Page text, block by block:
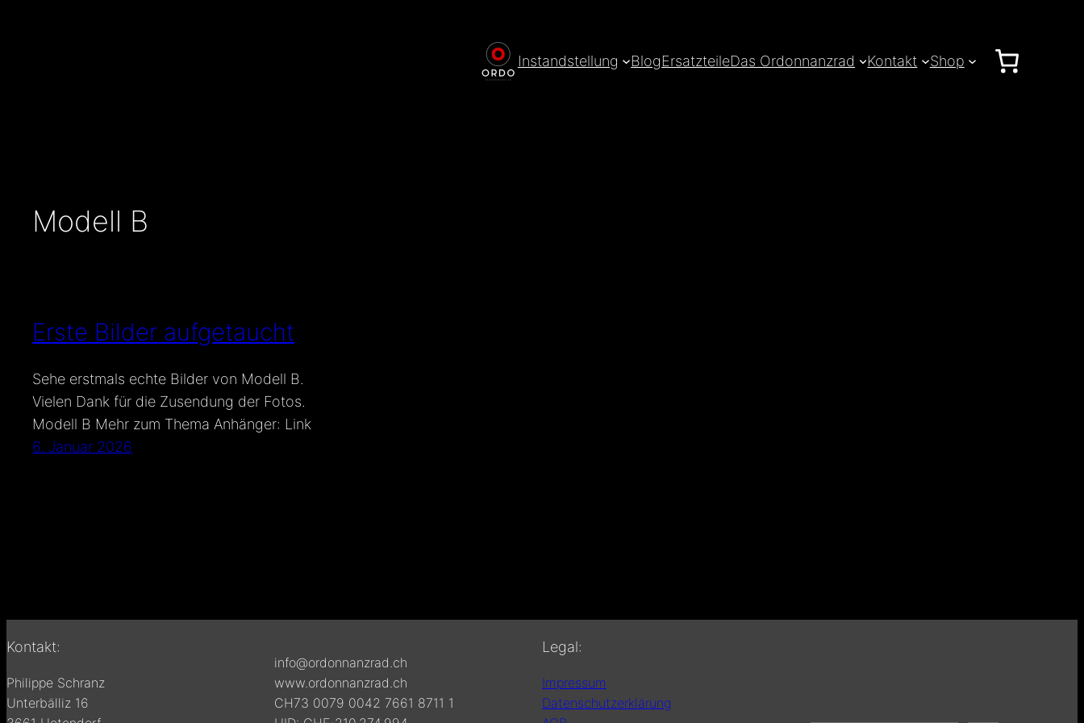
Instandstellung BlogErsatzteileDas Ordonnanzrad Kontakt Shop
Modell B
Erste Bilder aufgetaucht
Sehe erstmals echte Bilder von Modell B.
Vielen Dank für die Zusendung der Fotos.
Modell B Mehr zum Thema Anhänger: Link
6. Januar 2026
Kontakt:
Philippe Schranz
Unterbälliz 16
info@ordonnanzrad.ch
www.ordonnanzrad.ch
CH73 0079 0042 7661 8711 1
Legal:
Impressum
Datenschutzerklärung